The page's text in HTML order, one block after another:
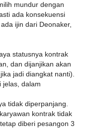
mundur dengan
ada konsekuensi
ijin dari Deonaker,
statusnya kontrak
dan dijanjikan akan
jadi diangkat nanti).
jelas, dalam
tidak diperpanjang.
kontrak tidak
diberi pesangon 3